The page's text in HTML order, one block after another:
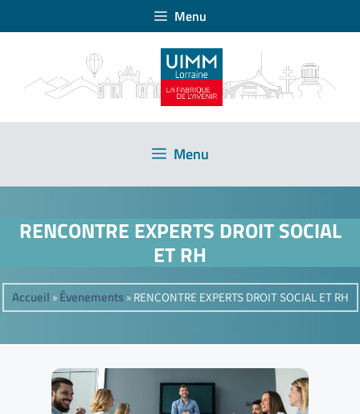
Menu
Menu
RENCONTRE EXPERTS DROIT SOCIAL
ET RH
Accueil » Évenements» RENCONTRE EXPERTS DROIT SOCIAL ET RH